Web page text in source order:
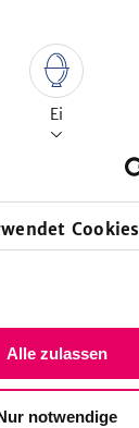
Cookies
Alle zulassen
notwendige
Ei
100g